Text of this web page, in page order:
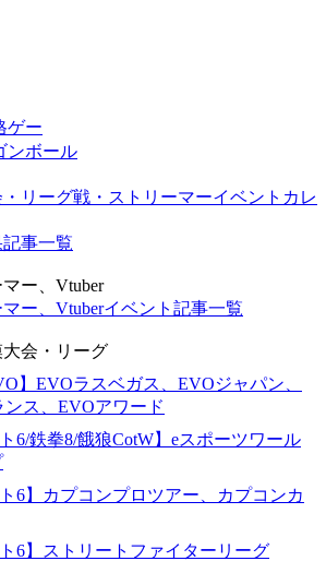
ゲー
ンボール
リーグ戦・ストリーマーイベントカレ
事一覧
ー、Vtuber
ー、Vtuberイベント記事一覧
会・リーグ
】EVOラスベガス、EVOジャパン、
ンス、EVOアワード
6/鉄拳8/餓狼CotW】eスポーツワール
6】カプコンプロツアー、カプコンカ
6】ストリートファイターリーグ